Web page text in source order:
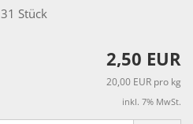
31 Stück
2,50 EUR
20,00 EUR pro kg
inkl. 7% MwSt.